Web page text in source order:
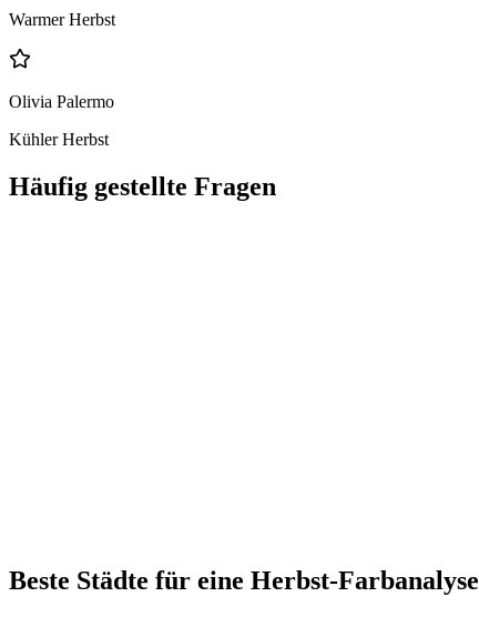
Warmer Herbst
Olivia Palermo
Kühler Herbst
Häufig gestellte Fragen
Beste Städte für eine Herbst-Farbanalyse